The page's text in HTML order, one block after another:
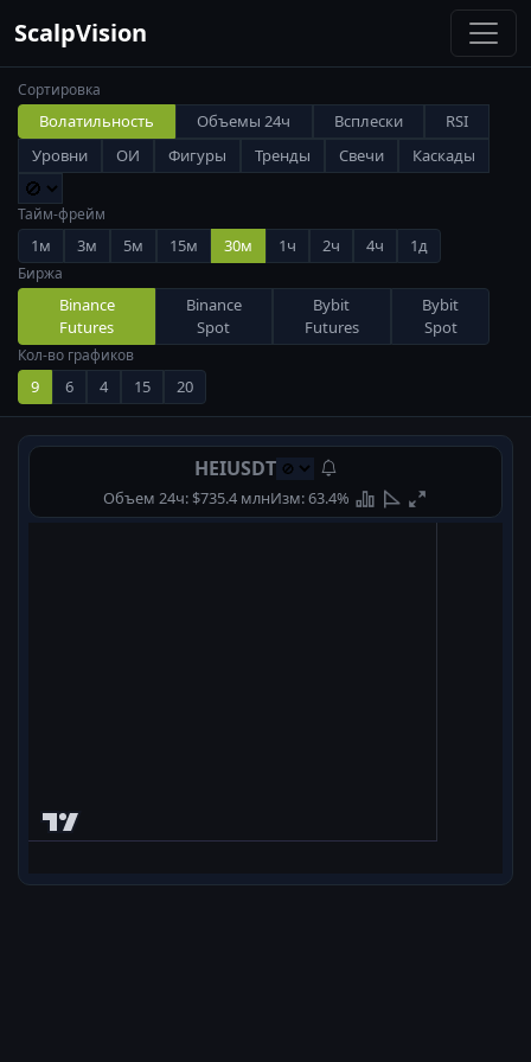
ScalpVision
Сортировка
Волатильность Объемы 24ч Всплески
RSI
Уровни
ОИ Фигуры Тренды Свечи Каскады
Тайм-фрейм
1м 3м 5м 15м 30м 1ч 2ч 4ч 1д
Биржа
Binance
Futures
Binance
Spot
Bybit
Futures
Bybit
Spot
Кол-во графиков
9 6 4 15 20
HEIUSDT
Объем 24ч: $735.4 млнИзм: 63.4%